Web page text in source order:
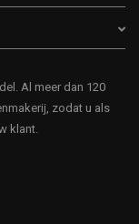
Al meer dan 120
zodat u als
klant.